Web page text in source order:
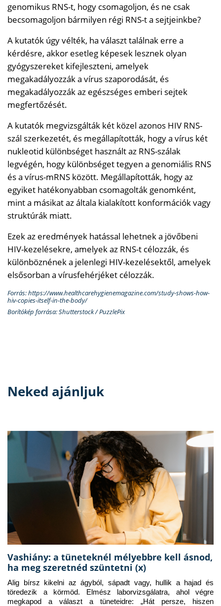
genomikus RNS-t, hogy csomagoljon, és ne csak
becsomagoljon bármilyen régi RNS-t a sejtjeinkbe?
A kutatók úgy vélték, ha választ találnak erre a
kérdésre, akkor esetleg képesek lesznek olyan
gyógyszereket kifejleszteni, amelyek
megakadályozzák a vírus szaporodását, és
megakadályozzák az egészséges emberi sejtek
megfertőzését.
A kutatók megvizsgálták két közel azonos HIV RNS-
szál szerkezetét, és megállapították, hogy a vírus két
nukleotid különbséget használt az RNS-szálak
legvégén, hogy különbséget tegyen a genomiális RNS
és a vírus-mRNS között. Megállapították, hogy az
egyiket hatékonyabban csomagolták genomként,
mint a másikat az általa kialakított konformációk vagy
struktúrák miatt.
Ezek az eredmények hatással lehetnek a jövőbeni
HIV-kezelésekre, amelyek az RNS-t célozzák, és
különböznének a jelenlegi HIV-kezelésektől, amelyek
elsősorban a vírusfehérjéket célozzák.
Forrás: https://www.healthcarehygienemagazine.com/study-shows-how-
hiv-copies-itself-in-the-body/
Borítókép forrása: Shutterstock / PuzzlePix
Neked ajánljuk
Vashiány: a tüneteknél mélyebbre kell ásnod,
ha meg szeretnéd szüntetni (x)
Alig bírsz kikelni az ágyból, sápadt vagy, hullik a hajad és
töredezik a körmöd. Elmész laborvizsgálatra, ahol végre
megkapod a választ a tüneteidre: „Hát persze, hiszen